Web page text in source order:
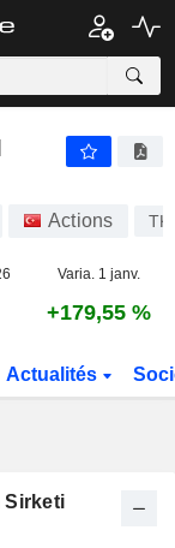
Actions
Varia. 1 janv.
+179,55 %
Actualités
Sirketi